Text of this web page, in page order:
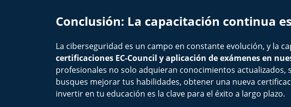
Conclusión: La capacitación continua
La ciberseguridad es un campo en constante evolución, y la
certificaciones EC-Council y aplicación de exámenes en
profesionales no solo adquieran conocimientos
busques mejorar tus habilidades, obtener una nueva
invertir en tu educación es la clave para el éxito a largo plazo.